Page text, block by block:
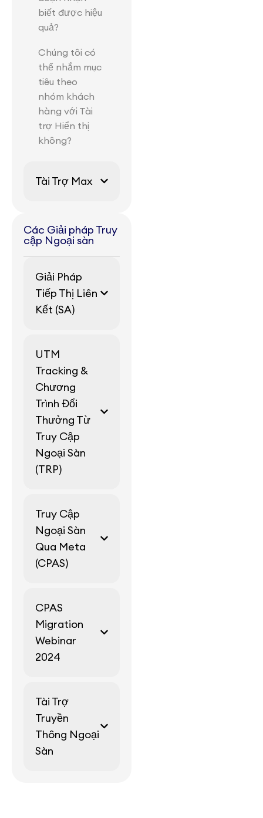
biết được hiệu
quả?
Chúng tôi có
thể nhắm mục
tiêu theo
nhóm khách
hàng với Tài
trợ Hiển thị
không?
Tài Trợ Max
Các Giải pháp Truy
cập Ngoại sàn
Giải Pháp
Tiếp Thị Liên
Kết (SA)
UTM
Tracking &
Chương
Trình Đổi
Thưởng Từ
Truy Cập
Ngoại Sàn
(TRP)
Truy Cập
Ngoại Sàn
Qua Meta
(CPAS)
CPAS
Migration
Webinar
2024
Tài Trợ
Truyền
Thông Ngoại
Sàn